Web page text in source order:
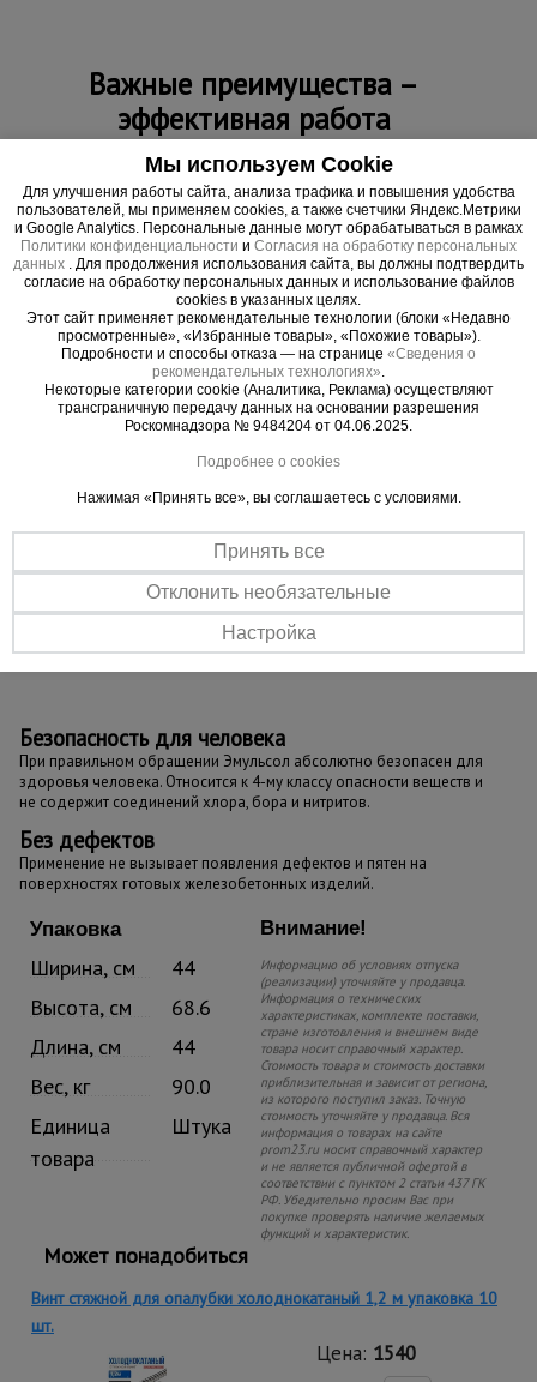
Важные преимущества –
эффективная работа
Готов к эксплуатации
Водная эмульсия сразу готова к нанесению и не требует
предварительного разбавления перед использованием.
Защита поверхностей
Обладает высокой степенью адгезии к металлу. Препятствует
образованию коррозии на стальной опалубке, продлевая ее срок
службы.
Безопасностьдля человека
При правильном обращении Эмульсол абсолютно безопасен для
здоровья человека. Относится к 4-му классу опасности веществ и
не содержит соединений хлора, бора и нитритов.
Без дефектов
Применение не вызывает появления дефектов и пятен на
поверхностях готовых железобетонных изделий.
Упаковка
Ширина, см
44
Высота, см
68.6
Длина, см
44
Вес, кг
90.0
Единица
товара
Штука
Внимание!
Информацию об условиях отпуска
(реализации) уточняйте у продавца.
Информация о технических
характеристиках, комплекте поставки,
стране изготовления и внешнем виде
товара носит справочный характер.
Стоимость товара и стоимость доставки
приблизительная и зависит от региона,
из которого поступил заказ. Точную
стоимость уточняйте у продавца. Вся
информация о товарах на сайте
prom23.ru носит справочный характер
и не является публичной офертой в
соответствии с пунктом 2 статьи 437 ГК
РФ. Убедительно просим Вас при
покупке проверять наличие желаемых
функций и характеристик.
Может понадобиться
Винт стяжной для опалубки холоднокатаный 1,2 м упаковка 10
шт.
Цена: 1540
Мы используем Cookie
Для улучшения работы сайта, анализа трафика и повышения удобства
пользователей, мы применяем cookies, а также счетчики Яндекс.Метрики
и Google Analytics. Персональные данные могут обрабатываться в рамках
Политики конфиденциальности и Согласия на обработку персональных
данных
. Для продолжения использования сайта, вы должны подтвердить
согласие на обработку персональных данных и использование файлов
cookies в указанных целях.
Этот сайт применяет рекомендательные технологии (блоки «Недавно
просмотренные», «Избранные товары», «Похожие товары»).
Подробности и способы отказа — на странице «Сведения о
рекомендательных технологиях»
Некоторые категории cookie (Аналитика, Реклама) осуществляют
трансграничную передачу данных на основании разрешения
Роскомнадзора № 9484204 от 04.06.2025.
Подробнее о cookies
Нажимая «Принять все», вы соглашаетесь с условиями.
Принять все
Отклонить необязательные
Настройка